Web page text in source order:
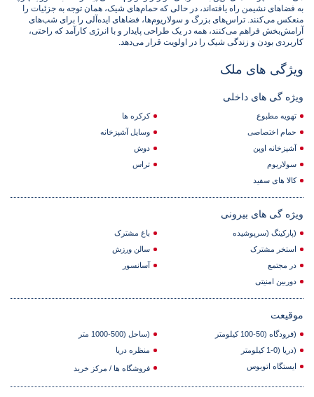
به فضاهای نشیمن راه یافته‌اند، در حالی که حمام‌های شیک، همان توجه به جزئیات را
منعکس می‌کنند. تراس‌های بزرگ و سولاریوم‌ها، فضاهای ایده‌آلی را برای شب‌های
آرامش‌بخش فراهم می‌کنند، همه در یک طراحی پایدار و با انرژی کارآمد که راحتی،
کاربردی بودن و زندگی شیک را در اولویت قرار می‌دهد.
ویژگی های ملک
ویژه گی های داخلی
تهویه مطبوع
کرکره ها
حمام اختصاصی
وسایل آشپزخانه
آشپزخانه اوپن
دوش
سولاریوم
تراس
کالا های سفید
ویژه گی های بیرونی
(پارکینگ (سرپوشیده
باغ مشترک
استخر مشترک
سالن ورزش
در مجتمع
آسانسور
دوربین امنیتی
موقیعت
(فرودگاه (50-100 کیلومتر
(ساحل (500-1000 متر
(دریا (0-1 کیلومتر
منظره دریا
ایستگاه اتوبوس
فروشگاه ها / مرکز خرید